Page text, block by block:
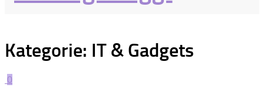
Kategorie: IT & Gadgets
0